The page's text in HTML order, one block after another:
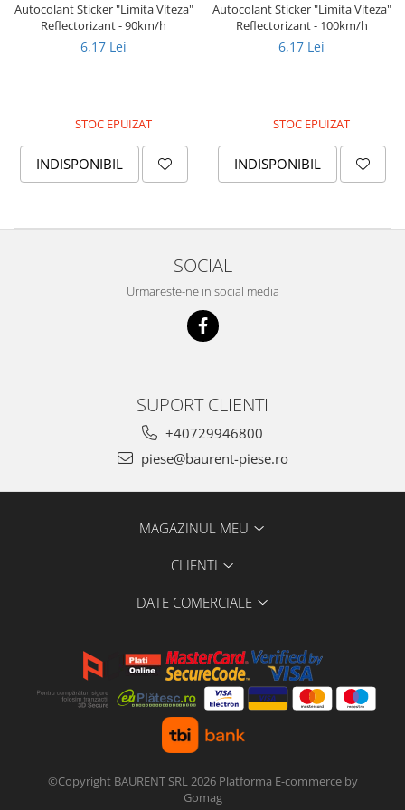
Suruburi si saibe
Sigurante mecanice
Aparatoare noroi
Aripi
Piese Amazone
Piese Alup
Piese Steck
Piese Raco
Piese PTC
Piese Berthoud
Piese Commachio
Piese Autran
Piese Kleemann
Autocolant Sticker "Limita Viteza"
Reflectorizant - 90km/h
6,17 Lei
STOC EPUIZAT
INDISPONIBIL
Autocolant Sticker "Limita Viteza"
Reflectorizant - 100km/h
6,17 Lei
STOC EPUIZAT
INDISPONIBIL
SOCIAL
Urmareste-ne in social media
SUPORT CLIENTI
+40729946800
piese@baurent-piese.ro
MAGAZINUL MEU
CLIENTI
DATE COMERCIALE
©Copyright BAURENT SRL 2026 Platforma E-commerce by
Gomag